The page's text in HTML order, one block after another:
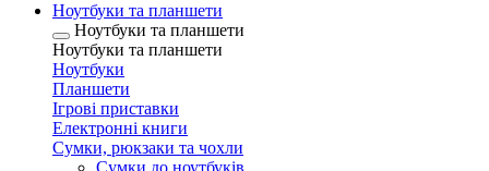
Ноутбуки та планшети
Ноутбуки та планшети
Ноутбуки та планшети
Ноутбуки
Планшети
Ігрові приставки
Електронні книги
Сумки, рюкзаки та чохли
Сумки до ноутбуків